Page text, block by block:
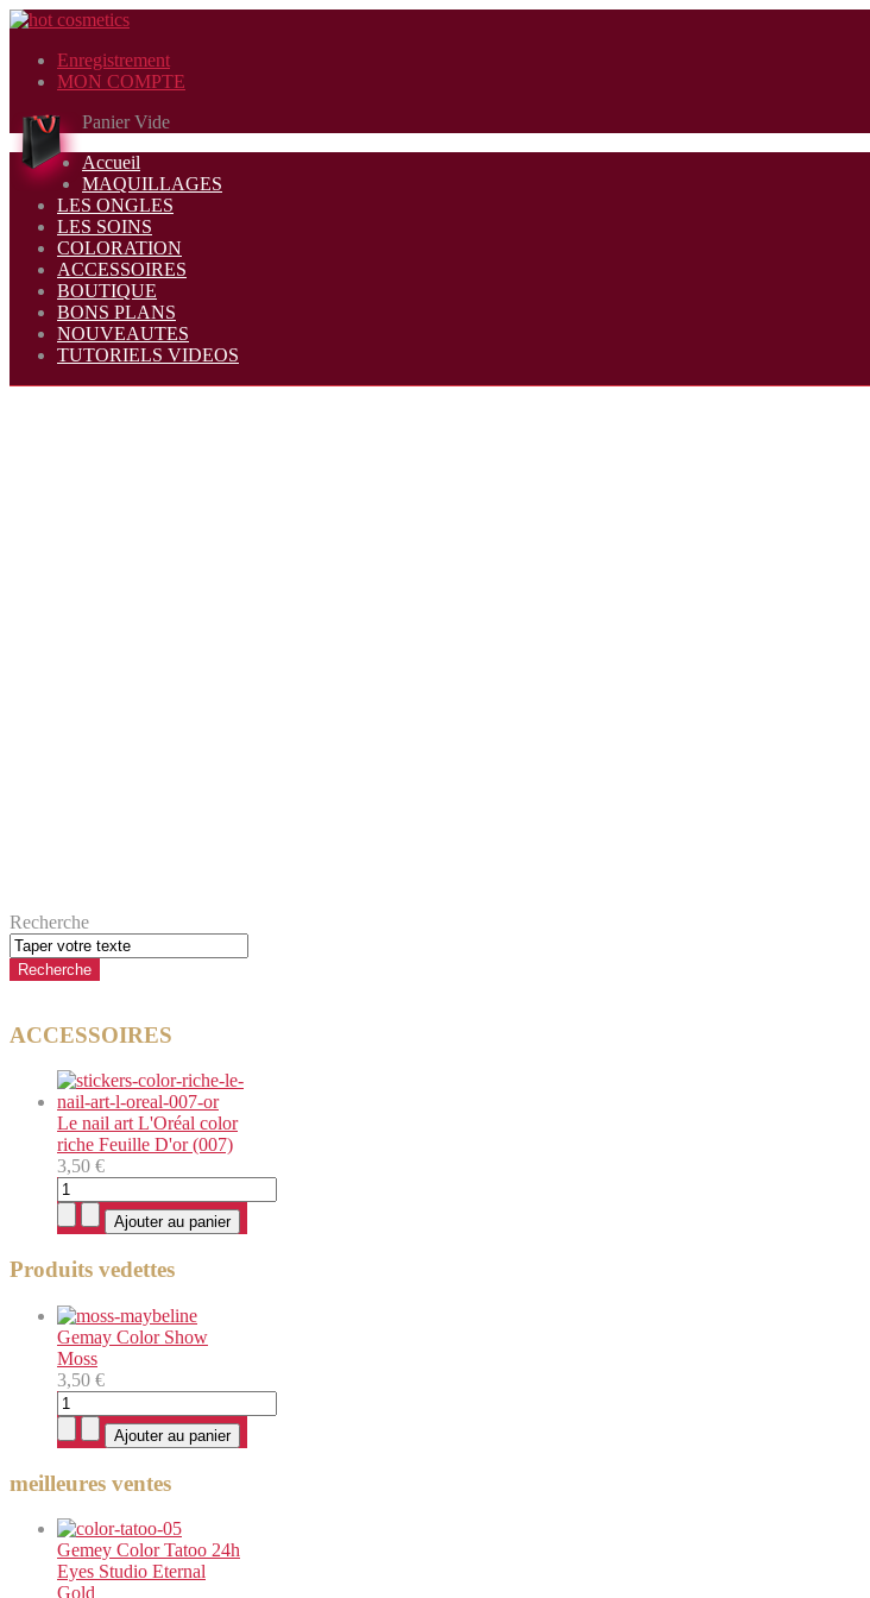
Enregistrement
MON COMPTE
Panier Vide
Accueil
MAQUILLAGES
LES ONGLES
LES SOINS
COLORATION
ACCESSOIRES
BOUTIQUE
BONS PLANS
NOUVEAUTES
TUTORIELS VIDEOS
Recherche
ACCESSOIRES
Le nail art L'Oréal color
riche Feuille D'or (007)
3,50 €
Produits vedettes
Gemay Color Show
Moss
3,50 €
meilleures ventes
Gemey Color Tatoo 24h
Eyes Studio Eternal
Gold